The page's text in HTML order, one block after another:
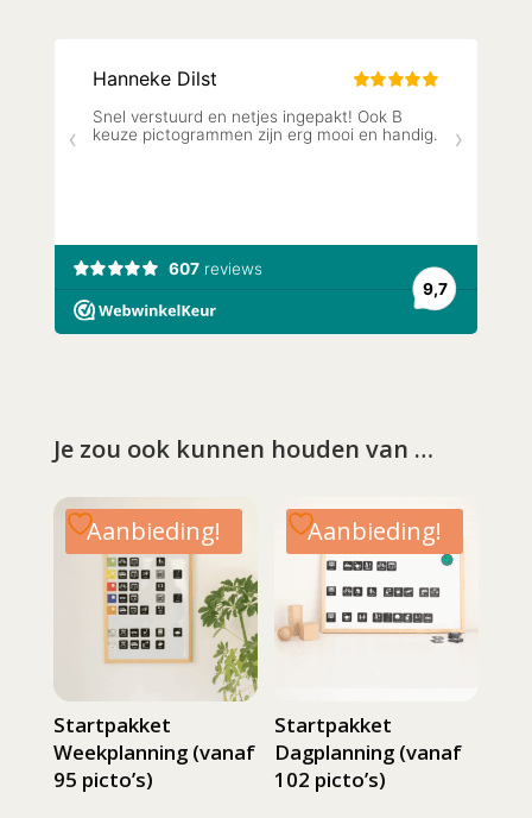
Je zou ook kunnen houden van …
Aanbieding!
Startpakket
Weekplanning (vanaf
95 picto’s)
Aanbieding!
Startpakket
Dagplanning (vanaf
102 picto’s)